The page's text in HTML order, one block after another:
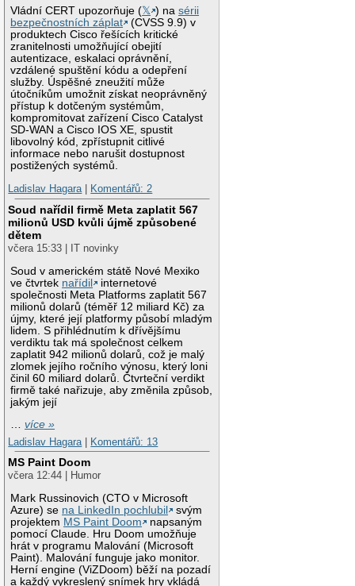
Vládní CERT upozorňuje (𝕏 ) nasérii
bezpečnostních záplat
(CVSS 9.9) v
produktech Cisco řešících kritické
zranitelnosti umožňující obejití
autentizace, eskalaci oprávnění,
vzdálené spuštění kódu a odepření
služby. Úspěšné zneužití může
útočníkům umožnit získat neoprávněný
přístup k dotčeným systémům,
kompromitovat zařízení Cisco Catalyst
SD-WAN a Cisco IOS XE, spustit
libovolný kód, zpřístupnit citlivé
informace nebo narušit dostupnost
postižených systémů.
Ladislav Hagara| Komentářů: 2
Soud nařídil firmě Meta zaplatit 567
milionů USD kvůli újmě způsobené
dětem
včera 15:33 | IT novinky
Soud v americkém státě Nové Mexiko
ve čtvrtek nařídil
internetové
společnosti Meta Platforms zaplatit 567
milionů dolarů (téměř 12 miliard Kč) za
újmy, které její platformy působí mladým
lidem. S přihlédnutím k dřívějšímu
verdiktu tak má společnost celkem
zaplatit 942 milionů dolarů, což je malý
zlomek jejího ročního výnosu, který loni
činil 60 miliard dolarů. Čtvrteční verdikt
firmě také nařizuje, aby změnila způsob,
jakým její
…více »
Ladislav Hagara
Komentářů: 13
MS Paint Doom
včera 12:44 | Humor
Mark Russinovich (CTO v Microsoft
Azure) se na LinkedIn pochlubil
svým
projektem MS Paint Doom
napsaným
pomocí Claude. Hru Doom umožňuje
hrát v programu Malování (Microsoft
Paint). Malování funguje jako monitor.
Herní engine (ViZDoom) běží na pozadí
a každý vykreslený snímek hry vkládá